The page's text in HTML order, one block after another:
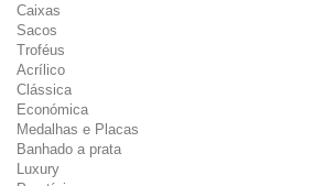
Caixas
Sacos
Troféus
Acrílico
Clássica
Económica
Medalhas e Placas
Banhado a prata
Luxury